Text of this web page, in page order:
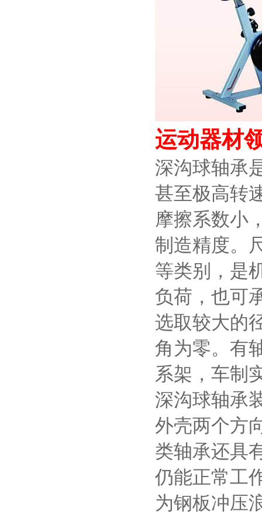
运动器材
深沟球轴承
甚至极高转
摩擦系数小
制造精度。
等类别，是
负荷，也可
选取较大的
角为零。有
系架，车制
深沟球轴承
外壳两个方
类轴承还具
仍能正常工
为钢板冲压